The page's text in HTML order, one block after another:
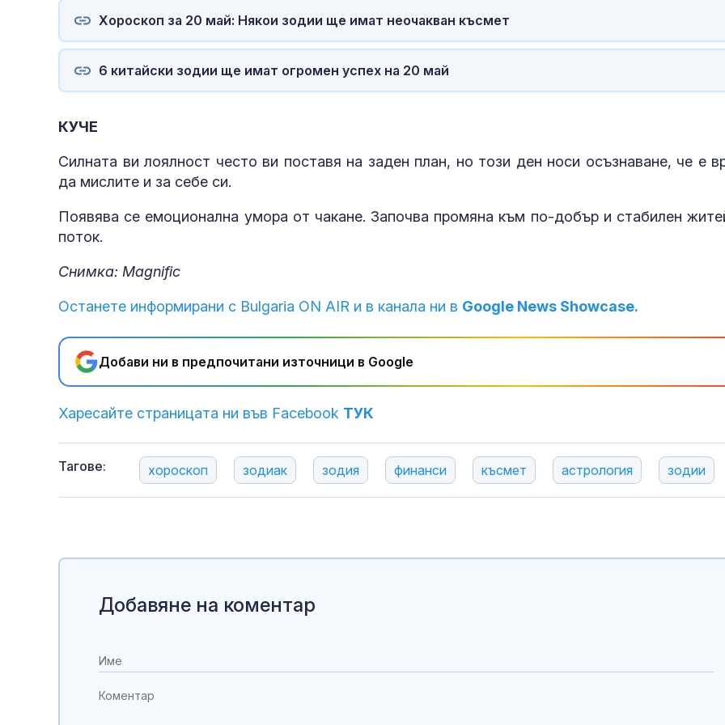
Хороскоп за 20 май: Някои зодии ще имат неочакван късмет
6 китайски зодии ще имат огромен успех на 20 май
КУЧЕ
Силната ви лоялност често ви поставя на заден план, но този ден носи осъзнаване, че е
да мислите и за себе си.
Появява се емоционална умора от чакане. Започва промяна към по-добър и стабилен
поток.
Снимка: Magnific
Останете информирани с Bulgaria ON AIR и в канала ни в Google News Showcase.
Добави ни в предпочитани източници в Google
Харесайте страницата ни във Facebook ТУК
Тагове: хороскоп зодиак зодия финанси късмет астрология зодии
Добавяне на коментар